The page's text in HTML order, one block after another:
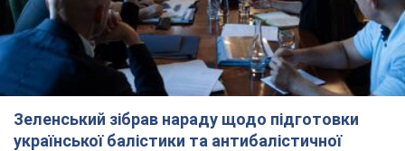
Зеленський зібрав нараду щодо підготовки
української балістики та антибалістичної